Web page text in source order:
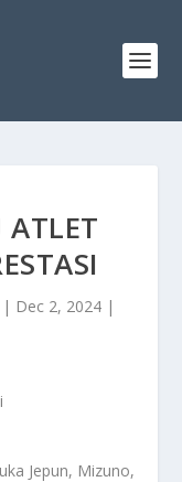
| Dec 2, 2024 |
Jepun, Mizuno,